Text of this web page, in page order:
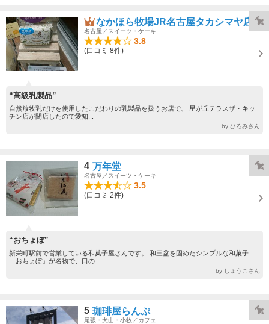
なかほら牧場JR名古屋タカシマヤ店
名古屋／スイーツ・ケーキ
3.8
(口コミ 8件)
“高級乳製品”
自然放牧乳だけを使用したこだわりの乳製品を扱うお店で、 星が丘テラスザ・キッ
チン店が閉店したので愛知...
by ひろみさん
4 万年堂
名古屋／スイーツ・ケーキ
3.5
(口コミ 2件)
“おちょぼ”
新栄町駅前で営業している和菓子屋さんです。 和三盆を固めたシンプルな和菓子
「おちょぼ」が名物で、口の...
by しょうこさん
5 珈琲屋らんぷ
尾張・犬山・小牧／カフェ